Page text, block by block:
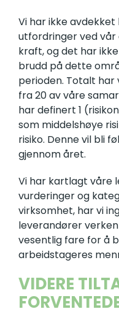
Vi har ikke
utfordringer ved
kraft, og det har
brudd på dette
perioden. Totalt
fra 20 av våre
har definert 1
som middelshøye
risiko. Denne vil bli
gjennom året.
Vi har kartlagt våre
vurderinger og
virksomhet, har vi
leverandører
vesentlig fare for å
arbeidstageres
VIDERE